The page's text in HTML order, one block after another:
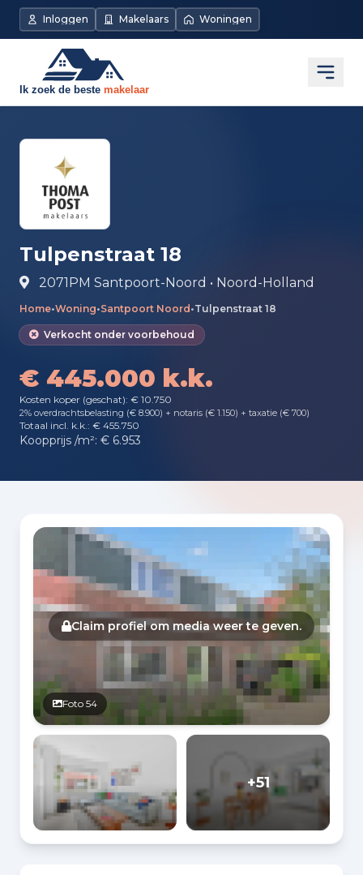
Direct naar de inhoud
Inloggen Makelaars Woningen
Tulpenstraat 18
2071PM Santpoort-Noord • Noord-Holland
Home•Woning•Santpoort Noord •Tulpenstraat 18
Verkocht onder voorbehoud
€ 445.000 k.k.
Kosten koper (geschat): € 10.750
2% overdrachtsbelasting (€ 8.900) + notaris (€ 1.150) + taxatie (€ 700)
Totaal incl. k.k.: € 455.750
Koopprijs /m²: € 6.953
Fotogalerij
Foto 54
Claim profiel om media weer te geven.
+51